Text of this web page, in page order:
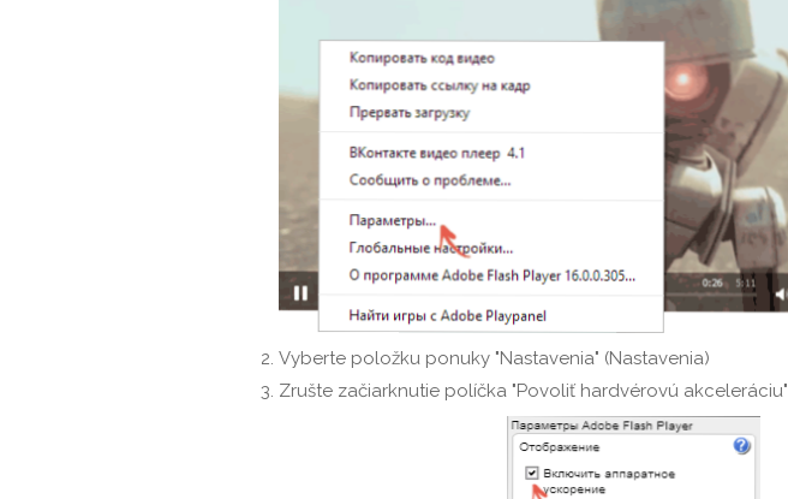
Vyberte položku ponuky "Nastavenia" (Nastavenia)
Zrušte začiarknutie políčka "Povoliť hardvérovú akceleráciu"